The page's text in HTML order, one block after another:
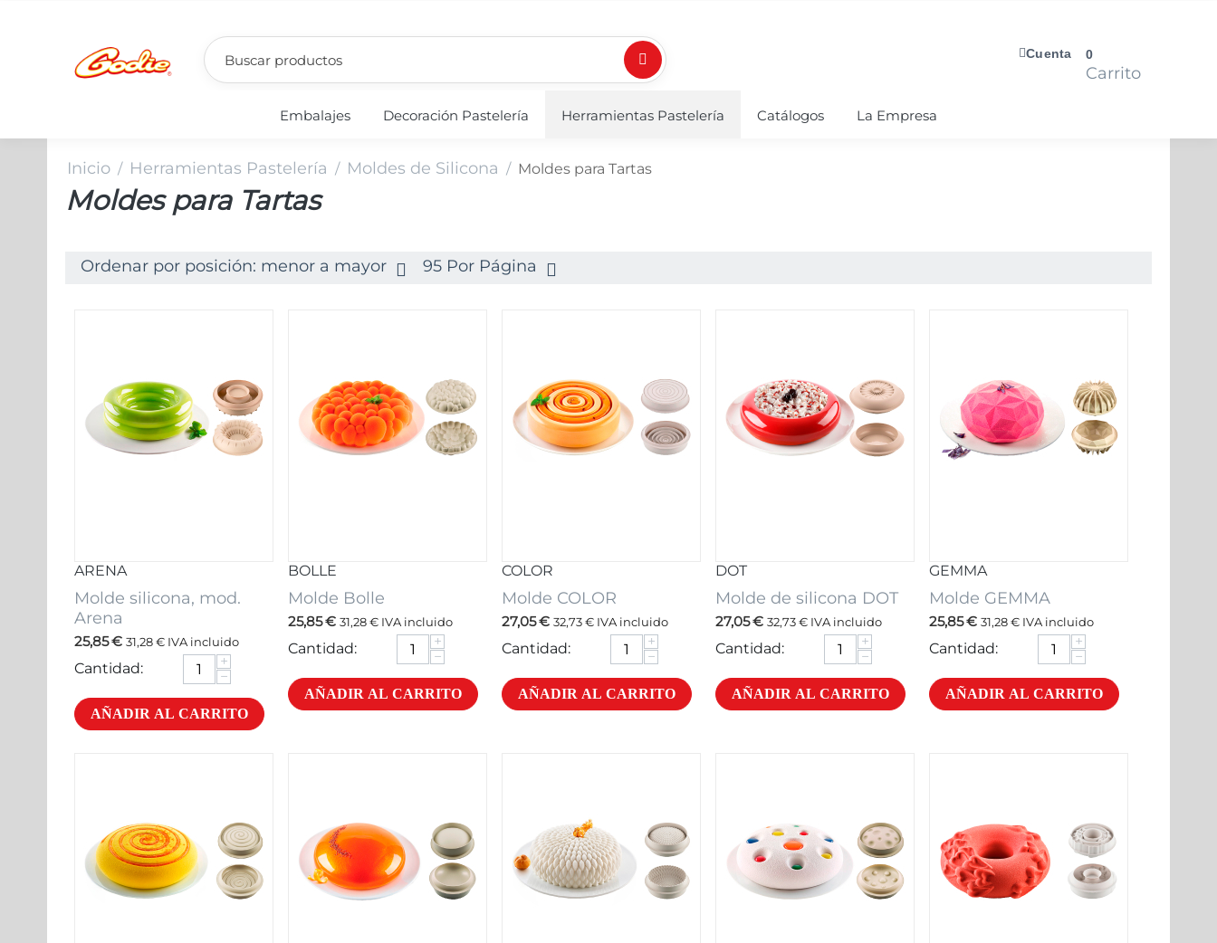
Cuenta 0
Carrito
Embalajes Decoración Pastelería Herramientas Pastelería Catálogos La Empresa
Inicio / Herramientas Pastelería / Moldes de Silicona / Moldes para Tartas
Moldes para Tartas
Ordenar por posición: menor a mayor 95 Por Página
ARENA
Molde silicona, mod.
Arena
25,85€ 31,28€ IVA incluido
Cantidad:
+
−
AÑADIR AL CARRITO
BOLLE
Molde Bolle
25,85€ 31,28€ IVA incluido
Cantidad:
+
−
AÑADIR AL CARRITO
COLOR
Molde COLOR
27,05€ 32,73€ IVA incluido
Cantidad:
+
−
AÑADIR AL CARRITO
DOT
Molde de silicona DOT
27,05€ 32,73€ IVA incluido
Cantidad:
+
−
AÑADIR AL CARRITO
GEMMA
Molde GEMMA
25,85€ 31,28€ IVA incluido
Cantidad:
+
−
AÑADIR AL CARRITO